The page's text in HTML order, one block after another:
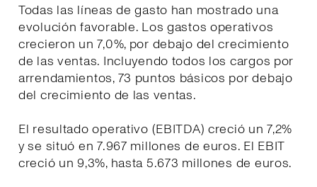
Todas las líneas de gasto han mostrado una
evolución favorable. Los gastos operativos
crecieron un 7,0%, por debajo del crecimiento
de las ventas. Incluyendo todos los cargos por
arrendamientos, 73 puntos básicos por debajo
del crecimiento de las ventas.
El resultado operativo (EBITDA) creció un 7,2%
y se situó en 7.967 millones de euros. El EBIT
creció un 9,3%, hasta 5.673 millones de euros.